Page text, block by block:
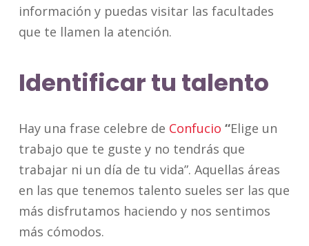
información y puedas visitar las facultades
que te llamen la atención.
Identificar tu talento
Hay una frase celebre de Confucio “Elige un
trabajo que te guste y no tendrás que
trabajar ni un día de tu vida”. Aquellas áreas
en las que tenemos talento sueles ser las que
más disfrutamos haciendo y nos sentimos
más cómodos.